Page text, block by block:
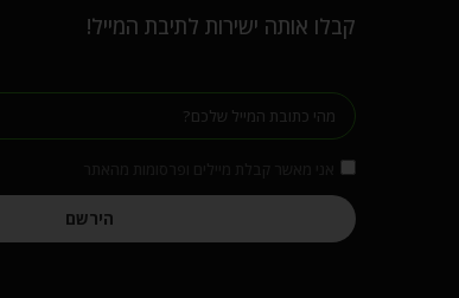
קבלו אותה ישירות לתיבת המייל!
הירשם